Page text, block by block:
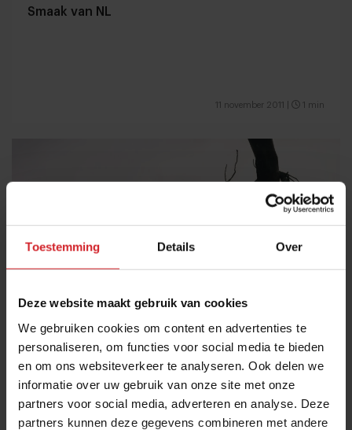
Toestemming Details Over
Deze website maakt gebruik van cookies
We gebruiken cookies om content en advertenties te
personaliseren, om functies voor social media te bieden
en om ons websiteverkeer te analyseren. Ook delen we
informatie over uw gebruik van onze site met onze
partners voor social media, adverteren en analyse. Deze
partners kunnen deze gegevens combineren met andere
Smaak van NL
11 november 2011 1 min
Uitdaging